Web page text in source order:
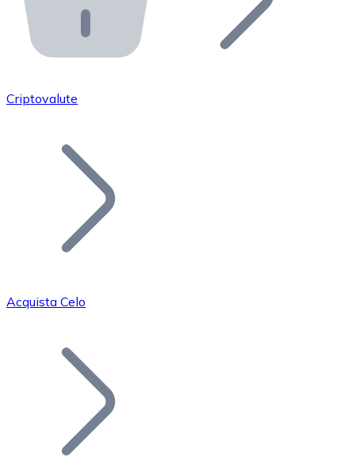
API Bitnovo
Integra la nostra API nel tuo ecosistema.
Unisciti alla nostra rete di rivenditori e
Aggiungi il token del tuo progetto al nostro servizio di
Bitcoin
Criptovalute
Acquista Celo